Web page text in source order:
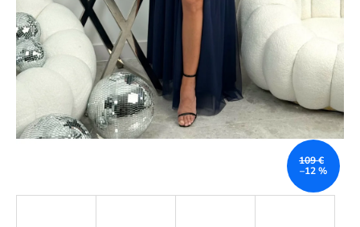
109 €
–12 %
e
n
á
s
ť